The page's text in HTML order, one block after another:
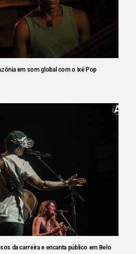
em som global com o Ixé Pop
da carreira e encanta público em Belo